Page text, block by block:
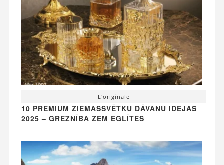
L'originale
10 PREMIUM ZIEMASSVĒTKU DĀVANU IDEJAS
2025 – GREZNĪBA ZEM EGLĪTES